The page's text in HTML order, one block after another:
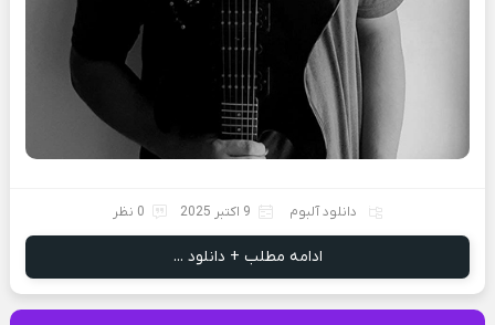
دانلود آلبوم 9 اکتبر 2025 0 نظر
ادامه مطلب + دانلود ...